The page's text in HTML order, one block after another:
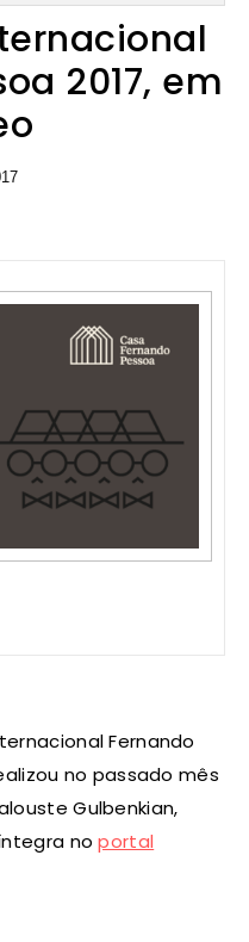
2017, em
Fernando
no passado mês
Gulbenkian,
noportal